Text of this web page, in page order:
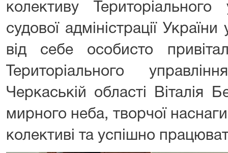
колективу
судової адміністрації
від себе особисто
Територіального
Черкаській області Віталія
мирного неба, творчої
колективі та успішно